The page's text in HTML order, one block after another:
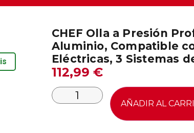
CHEF Olla a Presión
Aluminio, Compatible
Eléctricas, 3 Sistemas
112,99 €
AÑADIR AL